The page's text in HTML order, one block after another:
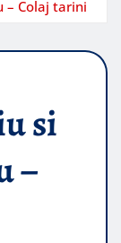
– Colaj tarini
si
–